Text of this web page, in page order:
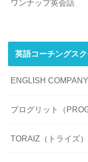
ワンナップ英会話
英語コーチングス
ENGLISH
プログリット（
TORAIZ（トライズ）